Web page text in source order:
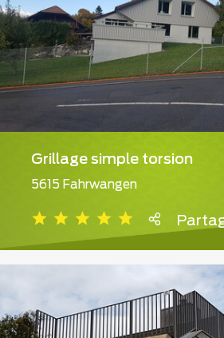
Grillage simple torsion
5615 Fahrwangen